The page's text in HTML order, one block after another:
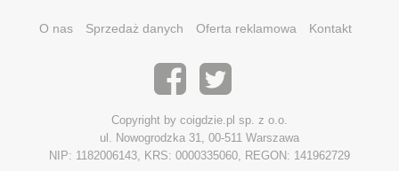
O nas Sprzedaż danych Oferta reklamowa Kontakt
Copyright by coigdzie.pl sp. z o.o.
ul. Nowogrodzka 31, 00-511 Warszawa
NIP: 1182006143, KRS: 0000335060, REGON: 141962729